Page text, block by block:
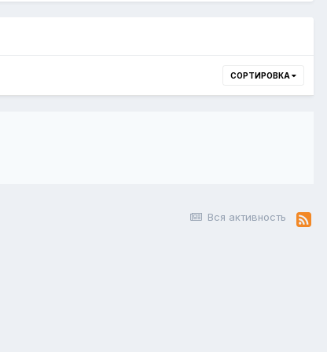
СОРТИРОВКА
Вся активность